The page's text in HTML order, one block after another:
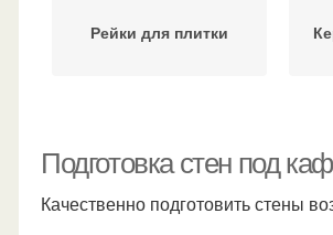
Рейки для плитки
Подготовка стен под
Качественно подготовить стены